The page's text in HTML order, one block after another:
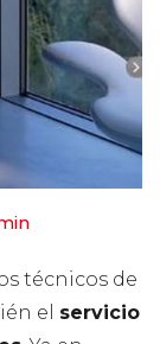
técnicos de
el servicio